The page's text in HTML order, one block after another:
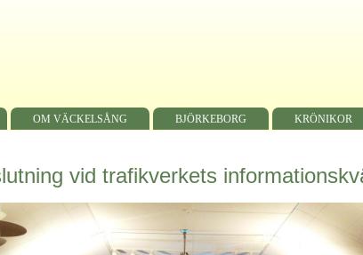
OM VÄCKELSÅNG BJÖRKEBORG KRÖNIKOR
vid trafikverkets